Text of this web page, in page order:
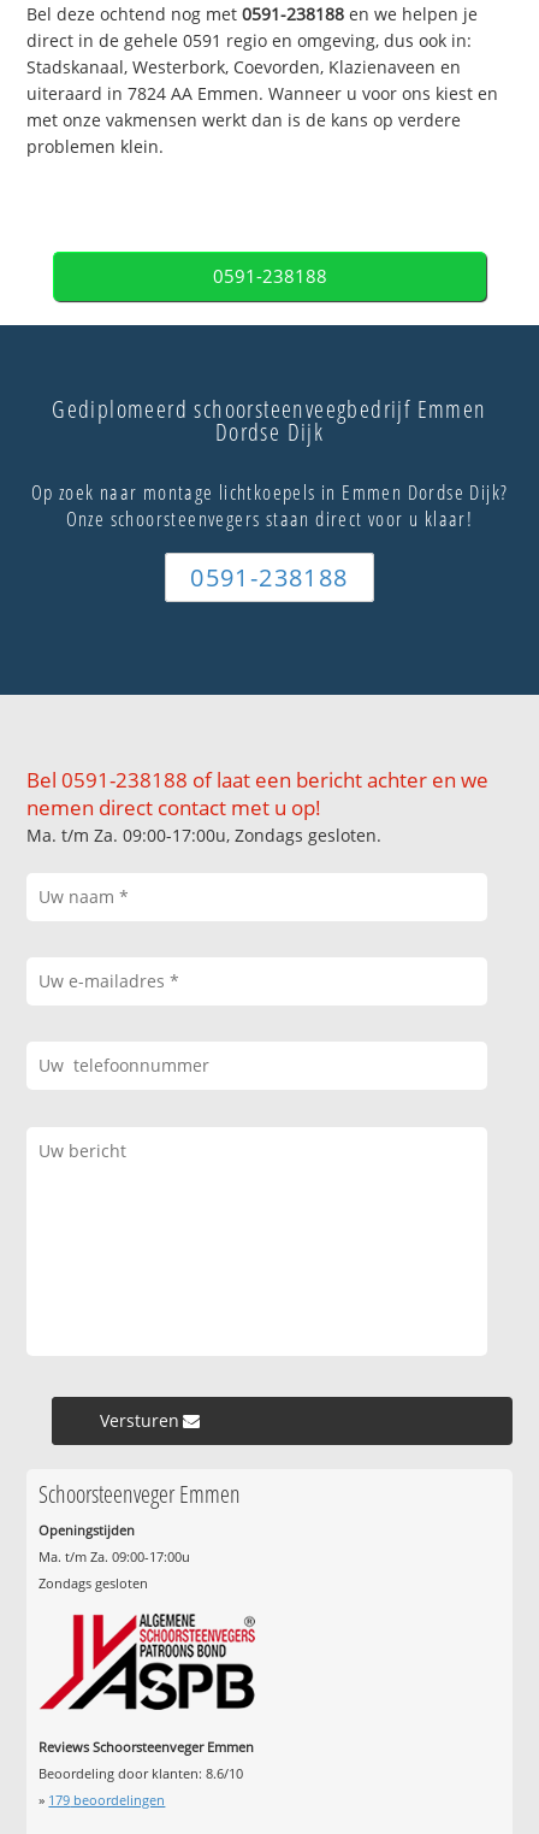
Bel deze ochtend nog met0591-238188 en we helpen je
direct in de gehele 0591 regio en omgeving, dus ook in:
Stadskanaal, Westerbork, Coevorden, Klazienaveen en
uiteraard in 7824 AA Emmen. Wanneer u voor ons kiest en
met onze vakmensen werkt dan is de kans op verdere
problemen klein.
0591-238188
Gediplomeerd schoorsteenveegbedrijf Emmen
Dordse Dijk
Op zoek naar montage lichtkoepels in Emmen Dordse Dijk?
Onze schoorsteenvegers staan direct voor u klaar!
0591-238188
Bel 0591-238188 of laat een bericht achter en we
nemen direct contact met u op!
Ma. t/m Za. 09:00-17:00u, Zondags gesloten.
Versturen »
Schoorsteenveger Emmen
Openingstijden
Ma. t/m Za. 09:00-17:00u
Zondags gesloten
Reviews Schoorsteenveger Emmen
Beoordeling door klanten:8.6/10
» 179 beoordelingen